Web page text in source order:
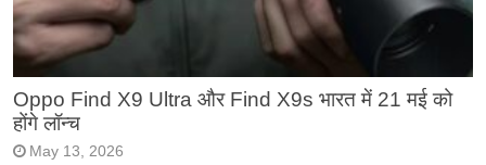
Oppo Find X9 Ultra और Find X9s भारत में 21 मई को
होंगे लॉन्च
May 13, 2026